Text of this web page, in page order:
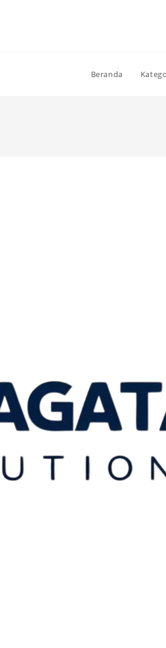
Beranda